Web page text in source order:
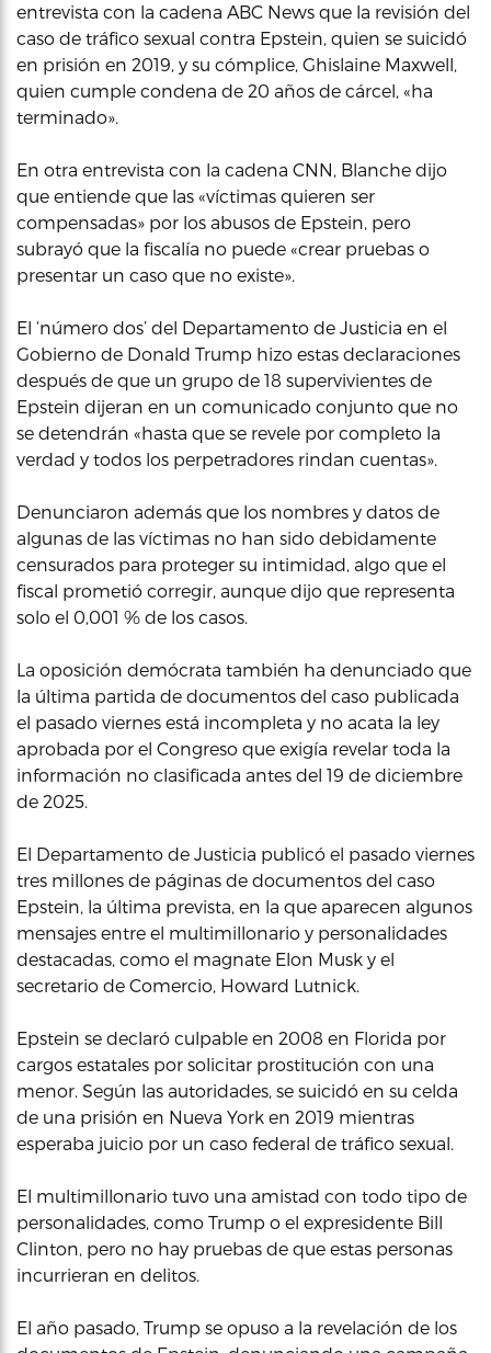
entrevista con la cadena ABC News que la revisión del
caso de tráfico sexual contra Epstein, quien se suicidó
en prisión en 2019, y su cómplice, Ghislaine Maxwell,
quien cumple condena de 20 años de cárcel, «ha
terminado».
En otra entrevista con la cadena CNN, Blanche dijo
que entiende que las «víctimas quieren ser
compensadas» por los abusos de Epstein, pero
subrayó que la fiscalía no puede «crear pruebas o
presentar un caso que no existe».
El ‘número dos’ del Departamento de Justicia en el
Gobierno de Donald Trump hizo estas declaraciones
después de que un grupo de 18 supervivientes de
Epstein dijeran en un comunicado conjunto que no
se detendrán «hasta que se revele por completo la
verdad y todos los perpetradores rindan cuentas».
Denunciaron además que los nombres y datos de
algunas de las víctimas no han sido debidamente
censurados para proteger su intimidad, algo que el
fiscal prometió corregir, aunque dijo que representa
solo el 0,001 % de los casos.
La oposición demócrata también ha denunciado que
la última partida de documentos del caso publicada
el pasado viernes está incompleta y no acata la ley
aprobada por el Congreso que exigía revelar toda la
información no clasificada antes del 19 de diciembre
de 2025.
El Departamento de Justicia publicó el pasado viernes
tres millones de páginas de documentos del caso
Epstein, la última prevista, en la que aparecen algunos
mensajes entre el multimillonario y personalidades
destacadas, como el magnate Elon Musk y el
secretario de Comercio, Howard Lutnick.
Epstein se declaró culpable en 2008 en Florida por
cargos estatales por solicitar prostitución con una
menor. Según las autoridades, se suicidó en su celda
de una prisión en Nueva York en 2019 mientras
esperaba juicio por un caso federal de tráfico sexual.
El multimillonario tuvo una amistad con todo tipo de
personalidades, como Trump o el expresidente Bill
Clinton, pero no hay pruebas de que estas personas
incurrieran en delitos.
El año pasado, Trump se opuso a la revelación de los